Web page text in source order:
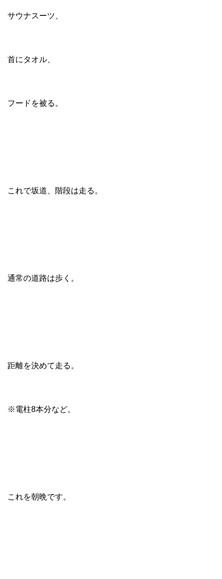
サウナスーツ、
首にタオル、
フードを被る。
これで坂道、階段は走る。
通常の道路は歩く。
距離を決めて走る。
※電柱8本分など。
これを朝晩です。